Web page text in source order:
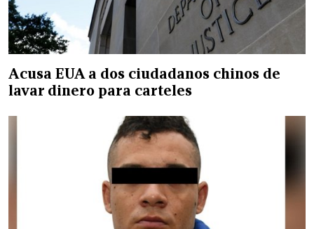
Acusa EUA a dos ciudadanos chinos de
lavar dinero para carteles